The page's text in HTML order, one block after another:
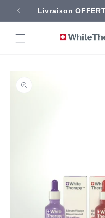
passer
au
Livraison
produits